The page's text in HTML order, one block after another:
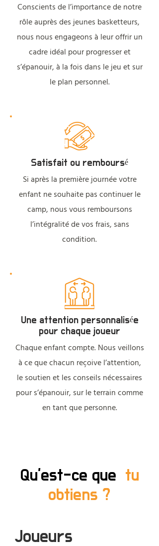
Conscients de l’importance de notre
rôle auprès des jeunes basketteurs,
nous nous engageons à leur offrir un
cadre idéal pour progresser et
s’épanouir, à la fois dans le jeu et sur
le plan personnel.
Satisfait ou remboursé
Si après la première journée votre
enfant ne souhaite pas continuer le
camp, nous vous remboursons
l’intégralité de vos frais, sans
condition.
Une attention personnalisée
pour chaque joueur
Chaque enfant compte. Nous veillons
à ce que chacun reçoive l’attention,
le soutien et les conseils nécessaires
pour s’épanouir, sur le terrain comme
en tant que personne.
Qu'est-ce que tu
obtiens ?
Joueurs